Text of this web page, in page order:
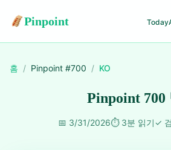
Pinpoint Today
홈 / Pinpoint #700 / KO
Pinpoint 700
📅 3/31/2026⏱️ 3분 읽기✓